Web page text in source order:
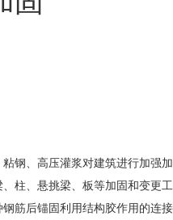
钢、高压灌浆对建筑进行加强加
柱、悬挑梁、板等加固和变更工
筋后锚固利用结构胶作用的连接